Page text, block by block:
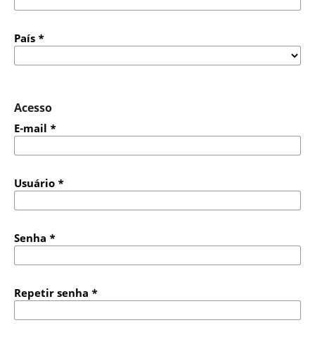
País *
Acesso
E-mail *
Usuário *
Senha *
Repetir senha *